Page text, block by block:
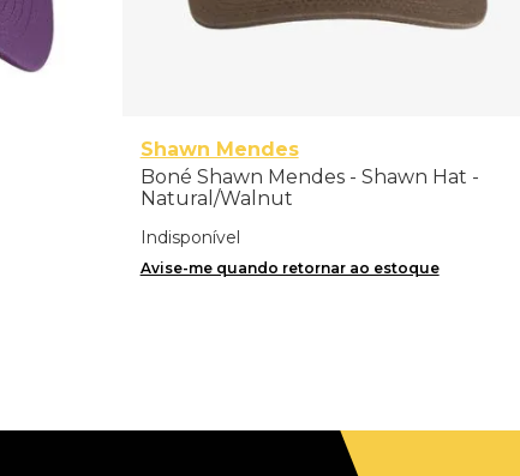
Shawn Mendes
Boné Shawn Mendes - Shawn Hat -
Natural/Walnut
Indisponível
Avise-me quando retornar ao estoque